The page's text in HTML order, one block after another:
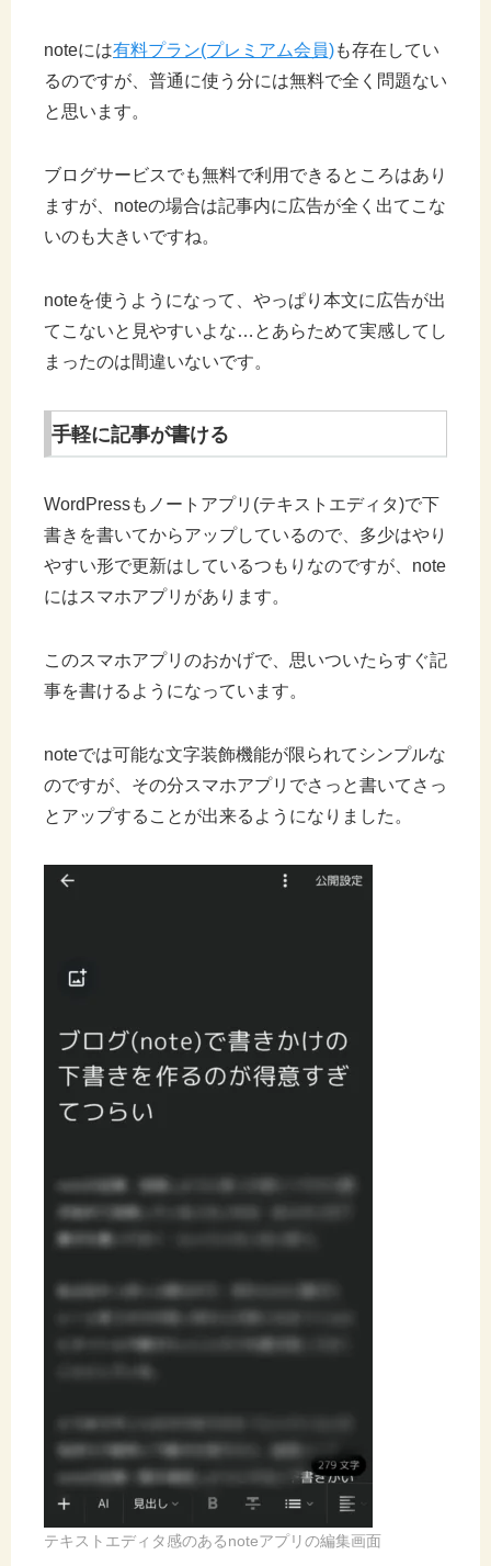
noteには有料プラン(プレミアム会員)も存在してい
るのですが、普通に使う分には無料で全く問題ない
と思います。
ブログサービスでも無料で利用できるところはあり
ますが、noteの場合は記事内に広告が全く出てこな
いのも大きいですね。
noteを使うようになって、やっぱり本文に広告が出
てこないと見やすいよな…とあらためて実感してし
まったのは間違いないです。
手軽に記事が書ける
WordPressもノートアプリ(テキストエディタ)で下
書きを書いてからアップしているので、多少はやり
やすい形で更新はしているつもりなのですが、note
にはスマホアプリがあります。
このスマホアプリのおかげで、思いついたらすぐ記
事を書けるようになっています。
noteでは可能な文字装飾機能が限られてシンプルな
のですが、その分スマホアプリでさっと書いてさっ
とアップすることが出来るようになりました。
テキストエディタ感のあるnoteアプリの編集画面